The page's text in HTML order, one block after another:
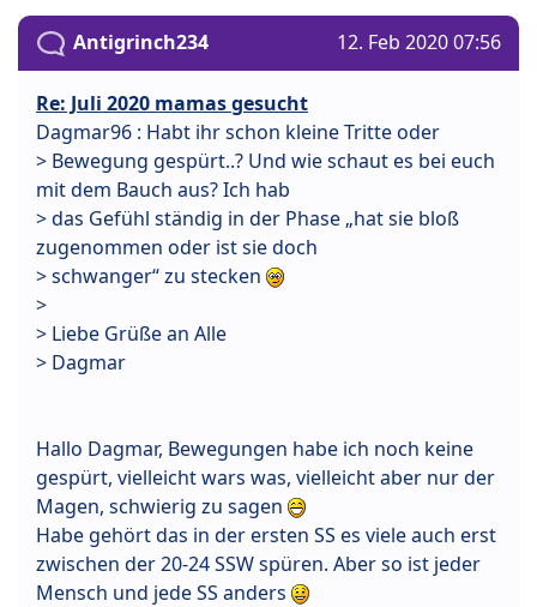
Antigrinch234 12. Feb 2020 07:56
Re: Juli 2020 mamas gesucht
Dagmar96 : Habt ihr schon kleine Tritte oder
> Bewegung gespürt..? Und wie schaut es bei euch
mit dem Bauch aus? Ich hab
> das Gefühl ständig in der Phase „hat sie bloß
zugenommen oder ist sie doch
> schwanger“ zu stecken
>
> Liebe Grüße an Alle
> Dagmar
Hallo Dagmar, Bewegungen habe ich noch keine
gespürt, vielleicht wars was, vielleicht aber nur der
Magen, schwierig zu sagen
Habe gehört das in der ersten SS es viele auch erst
zwischen der 20-24 SSW spüren. Aber so ist jeder
Mensch und jede SS anders